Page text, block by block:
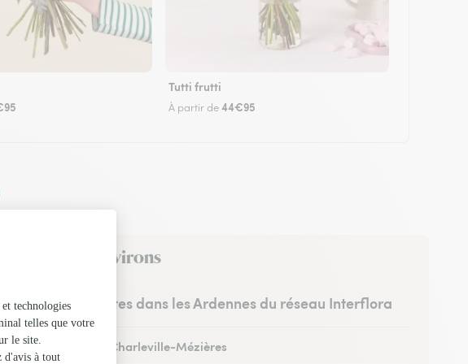
Tutti frutti
À partir de44€95
dans ses environs
Les fleuristes dans les Ardennes du réseau Interflora
Fleuristes à Charleville-Mézières